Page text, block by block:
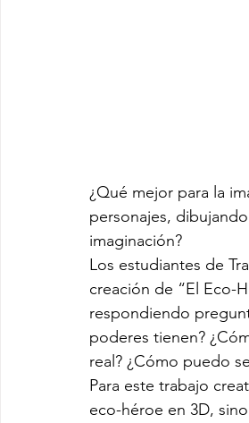
¿Qué mejor para la
personajes,
imaginación?
Los estudiantes de
creación de “El Eco-
respondiendo
poderes tienen?
real? ¿Cómo puedo
Para este trabajo
eco-héroe en 3D,